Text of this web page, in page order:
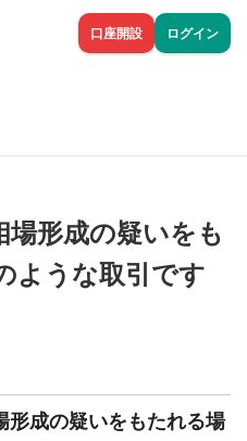
口座開設 ログイン
場形成の疑いをも
ような取引です
形成の疑いをもたれる場